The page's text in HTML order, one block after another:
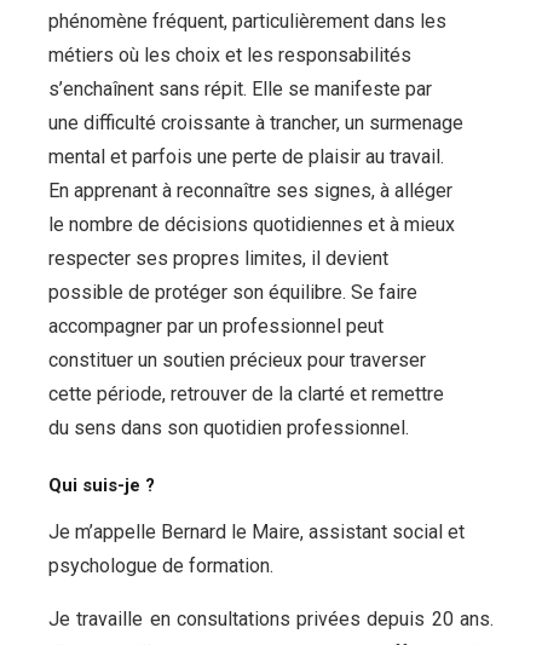
phénomène fréquent, particulièrement dans les
métiers où les choix et les responsabilités
s’enchaînent sans répit. Elle se manifeste par
une difficulté croissante à trancher, un surmenage
mental et parfois une perte de plaisir au travail.
En apprenant à reconnaître ses signes, à alléger
le nombre de décisions quotidiennes et à mieux
respecter ses propres limites, il devient
possible de protéger son équilibre. Se faire
accompagner par un professionnel peut
constituer un soutien précieux pour traverser
cette période, retrouver de la clarté et remettre
du sens dans son quotidien professionnel.
Qui suis-je ?
Je m’appelle Bernard le Maire, assistant social et
psychologue de formation.
Je travaille en consultations privées depuis 20 ans.